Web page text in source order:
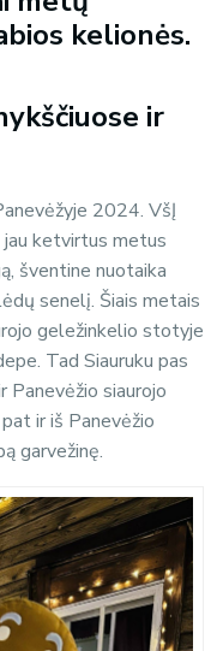
kelionės.
ir
2024. VšĮ
jau ketvirtus metus
šventine nuotaika
senelį. Šiais metais
geležinkelio stotyje
Tad Siauruku pas
Panevėžio siaurojo
ir iš Panevėžio
garvežinę.